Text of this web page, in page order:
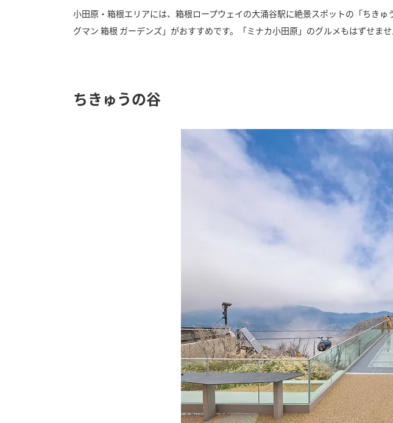
小田原・箱根エリアには、箱根ロープウェイの大涌谷駅に絶景スポットの「ちき
グマン 箱根 ガーデンズ」がおすすめです。「ミナカ小田原」のグルメもはずせま
ちきゅうの谷